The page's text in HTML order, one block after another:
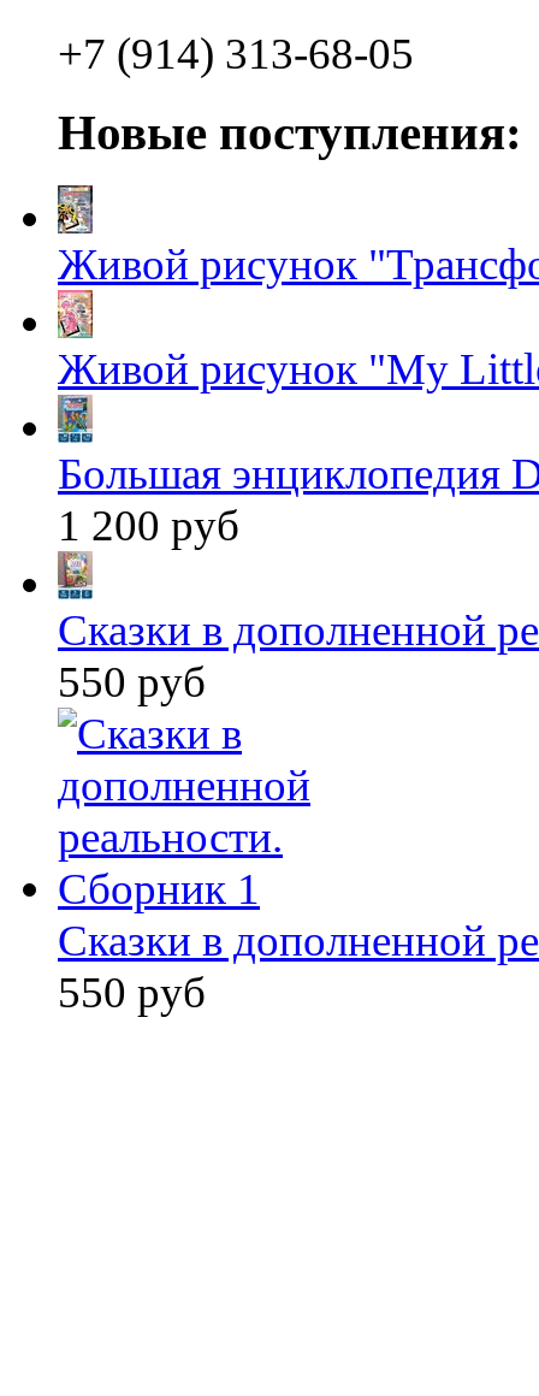
+7 (914) 313-68-05
Новые поступления:
Живой рисунок
Живой рисунок "My
Большая энциклопедия
1 200 руб
Сказки в дополненной
550 руб
Сказки в дополненной
550 руб